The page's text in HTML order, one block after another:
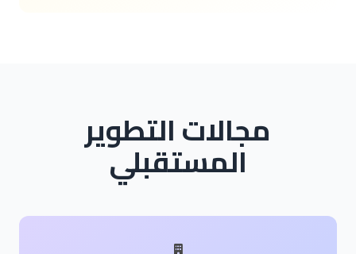
مجالات التطوير
المستقبلي